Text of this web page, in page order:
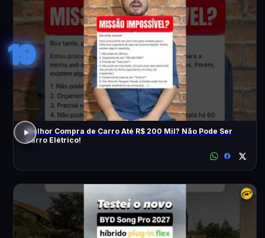
19
Melhor Compra de Carro Até R$ 200 Mil? Não Pode Ser
Carro Elétrico!